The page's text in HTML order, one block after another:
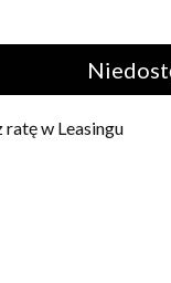
w Leasingu